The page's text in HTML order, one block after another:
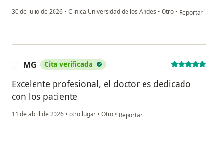
30 de julio de 2026 • Clinica Universidad de los Andes • Otro • en opinión
Reportar
MG Cita verificada
Excelente profesional, el doctor es dedicado
con los paciente
11 de abril de 2026 • otro lugar • Otro • en opinión del usuario MG
Reportar